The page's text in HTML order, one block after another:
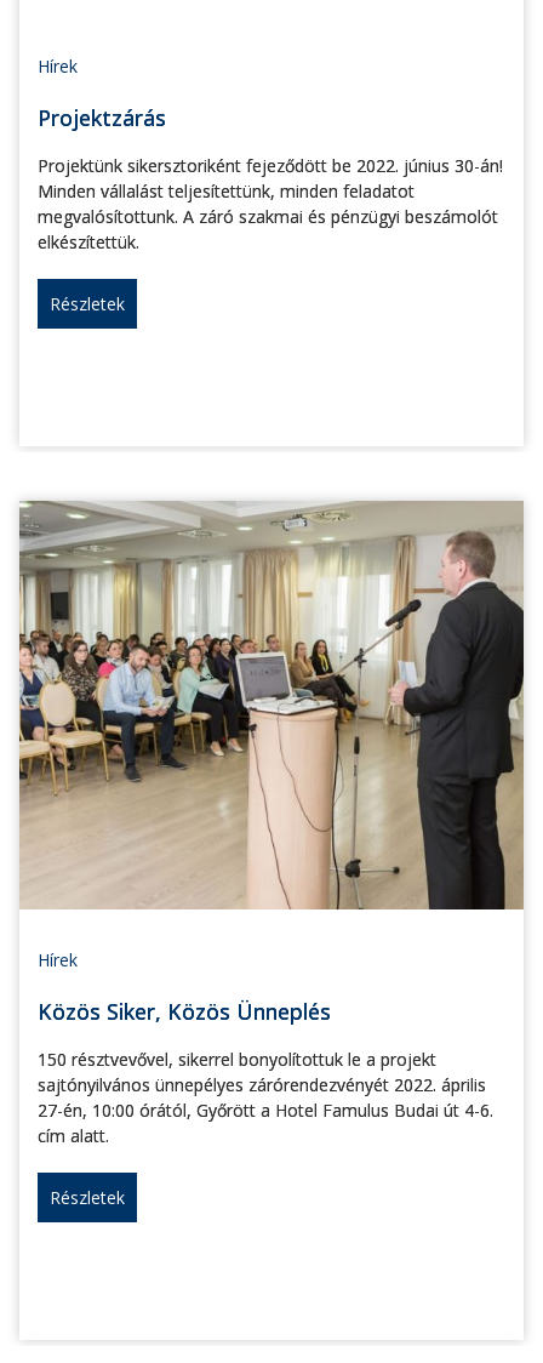
Hírek
Projektzárás
Projektünk sikersztoriként fejeződött be 2022. június 30-án!
Minden vállalást teljesítettünk, minden feladatot
megvalósítottunk. A záró szakmai és pénzügyi beszámolót
elkészítettük.
Részletek
Hírek
Közös Siker, Közös Ünneplés
150 résztvevővel, sikerrel bonyolítottuk le a projekt
sajtónyilvános ünnepélyes zárórendezvényét 2022. április
27-én, 10:00 órától, Győrött a Hotel Famulus Budai út 4-6.
cím alatt.
Részletek